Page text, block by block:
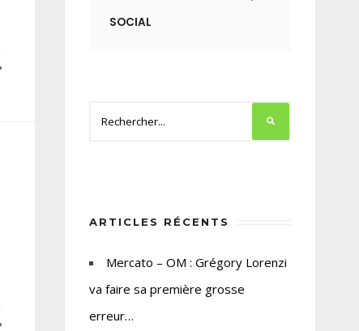
SOCIAL
ARTICLES RÉCENTS
Mercato – OM : Grégory Lorenzi
va faire sa première grosse
erreur…